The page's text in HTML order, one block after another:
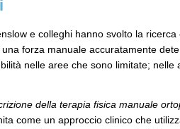
e colleghi hanno svolto la
forza manuale accuratamente
nelle aree che sono limitate;
della terapia fisica manuale
come un approccio clinico che